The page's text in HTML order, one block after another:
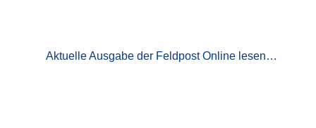
Aktuelle Ausgabe der Feldpost Online lesen…